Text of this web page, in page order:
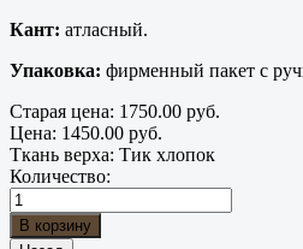
Кант: атласный.
Упаковка: фирменный пакет с
Старая цена: 1750.00 руб.
Цена: 1450.00 руб.
Ткань верха: Тик хлопок
Количество: